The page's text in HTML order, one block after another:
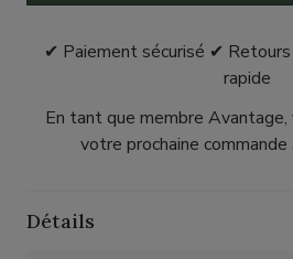
✔ Paiement sécurisé ✔
rapide
En tant que membre
votre prochaine
Détails